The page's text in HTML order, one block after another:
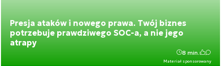
Presja ataków i nowego prawa. Twój biznes
potrzebuje prawdziwego SOC-a, a nie jego
atrapy
Materiał sponsorowany
8 min.